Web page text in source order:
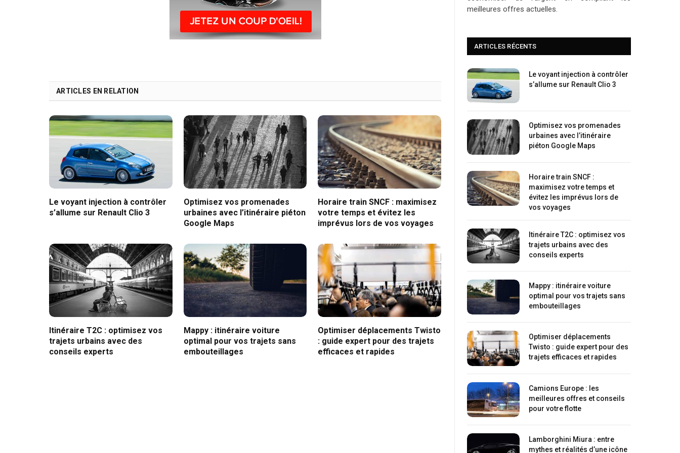
ARTICLES EN RELATION
Le voyant injection à contrôler
s’allume sur Renault Clio 3
Optimisez vos promenades
urbaines avec l’itinéraire piéton
Google Maps
Horaire train SNCF : maximisez
votre temps et évitez les
imprévus lors de vos voyages
Itinéraire T2C : optimisez vos
trajets urbains avec des
conseils experts
Mappy : itinéraire voiture
optimal pour vos trajets sans
embouteillages
Optimiser déplacements Twisto
: guide expert pour des trajets
efficaces et rapides
meilleures offres actuelles.
ARTICLES RÉCENTS
Le voyant injection à contrôler
s’allume sur Renault Clio 3
Optimisez vos promenades
urbaines avec l’itinéraire
piéton Google Maps
Horaire train SNCF :
maximisez votre temps et
évitez les imprévus lors de
vos voyages
Itinéraire T2C : optimisez vos
trajets urbains avec des
conseils experts
Mappy : itinéraire voiture
optimal pour vos trajets sans
embouteillages
Optimiser déplacements
Twisto : guide expert pour des
trajets efficaces et rapides
Camions Europe : les
meilleures offres et conseils
pour votre flotte
Lamborghini Miura : entre
mythes et réalités d’une icône